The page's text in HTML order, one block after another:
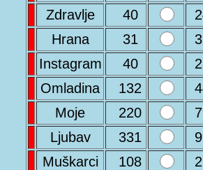
Zdravlje
40
Hrana
31
Instagram
40
Omladina
132
Moje
220
Ljubav
331
Muškarci
108